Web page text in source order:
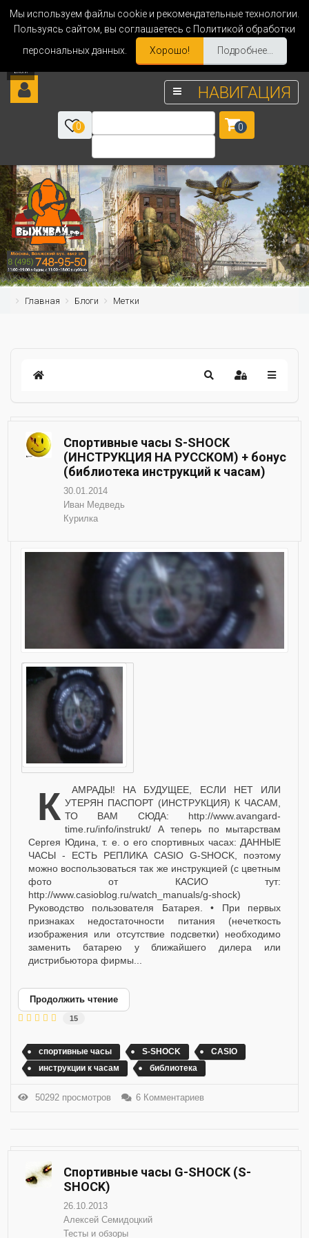
Мы используем файлы cookie и рекомендательные технологии.
Пользуясь сайтом, вы соглашаетесь с Политикой обработки
персональных данных.
Хорошо! Подробнее...
НАВИГАЦИЯ
0 0
Главная Блоги Метки
Спортивные часы S-SHOCK
(ИНСТРУКЦИЯ НА РУССКОМ) + бонус
(библиотека инструкций к часам)
30.01.2014
Иван Медведь
Курилка
КАМРАДЫ! НА БУДУЩЕЕ, ЕСЛИ НЕТ ИЛИ УТЕРЯН ПАСПОРТ (ИНСТРУКЦИЯ) К ЧАСАМ,
ТО ВАМ СЮДА: http://www.avangard-
time.ru/info/instrukt/ А теперь по мытарствам
Сергея Юдина, т. е. о его спортивных часах: ДАННЫЕ
ЧАСЫ - ЕСТЬ РЕПЛИКА CASIO G-SHOCK, поэтому
можно воспользоваться так же инструкцией (с цветным
фото от КАСИО тут:
http://www.casioblog.ru/watch_manuals/g-shock)
Руководство пользователя Батарея. • При первых
признаках недостаточности питания (нечеткость
изображения или отсутствие подсветки) необходимо
заменить батарею у ближайшего дилера или
дистрибьютора фирмы...
Продолжить чтение
15
спортивные часы S-SHOCK
CASIO
инструкции к часам
библиотека
50292 просмотров 6 Комментариев
Спортивные часы G-SHOCK (S-
SHOCK)
26.10.2013
Алексей Семидоцкий
Тесты и обзоры